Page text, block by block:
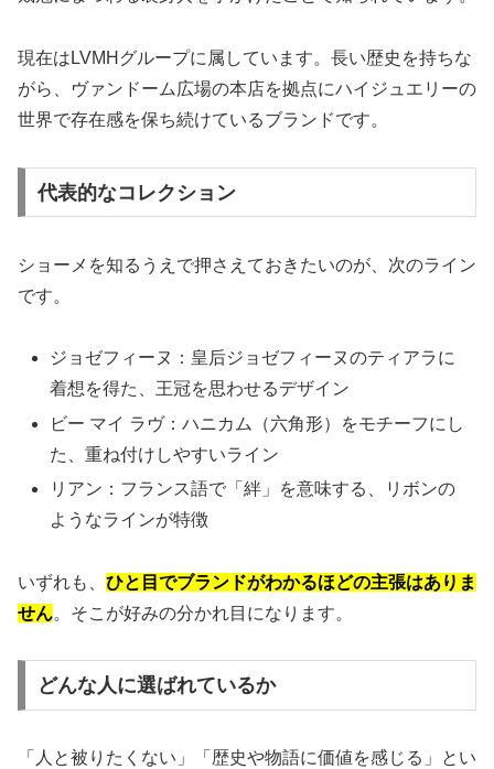
現在はLVMHグループに属しています。長い歴史を持ちな
がら、ヴァンドーム広場の本店を拠点にハイジュエリーの
世界で存在感を保ち続けているブランドです。
代表的なコレクション
ショーメを知るうえで押さえておきたいのが、次のライン
です。
ジョゼフィーヌ：皇后ジョゼフィーヌのティアラに
着想を得た、王冠を思わせるデザイン
ビー マイ ラヴ：ハニカム（六角形）をモチーフにし
た、重ね付けしやすいライン
リアン：フランス語で「絆」を意味する、リボンの
ようなラインが特徴
いずれも、 ひと目でブランドがわかるほどの主張はありま
せん。そこが好みの分かれ目になります。
どんな人に選ばれているか
「人と被りたくない」「歴史や物語に価値を感じる」とい